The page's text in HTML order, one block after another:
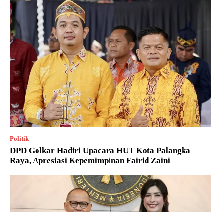
Politik
DPD Golkar Hadiri Upacara HUT Kota Palangka
Raya, Apresiasi Kepemimpinan Fairid Zaini